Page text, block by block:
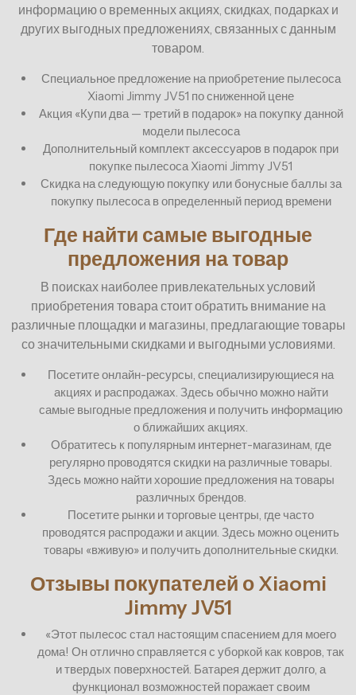
информацию о временных акциях, скидках, подарках и
других выгодных предложениях, связанных с данным
товаром.
Специальное предложение на приобретение пылесоса
Xiaomi Jimmy JV51 по сниженной цене
Акция «Купи два — третий в подарок» на покупку данной
модели пылесоса
Дополнительный комплект аксессуаров в подарок при
покупке пылесоса Xiaomi Jimmy JV51
Скидка на следующую покупку или бонусные баллы за
покупку пылесоса в определенный период времени
Где найти самые выгодные
предложения на товар
В поисках наиболее привлекательных условий
приобретения товара стоит обратить внимание на
различные площадки и магазины, предлагающие товары
со значительными скидками и выгодными условиями.
Посетите онлайн-ресурсы, специализирующиеся на
акциях и распродажах. Здесь обычно можно найти
самые выгодные предложения и получить информацию
о ближайших акциях.
Обратитесь к популярным интернет-магазинам, где
регулярно проводятся скидки на различные товары.
Здесь можно найти хорошие предложения на товары
различных брендов.
Посетите рынки и торговые центры, где часто
проводятся распродажи и акции. Здесь можно оценить
товары «вживую» и получить дополнительные скидки.
Отзывы покупателей о Xiaomi
Jimmy JV51
«Этот пылесос стал настоящим спасением для моего
дома! Он отлично справляется с уборкой как ковров, так
и твердых поверхностей. Батарея держит долго, а
функционал возможностей поражает своим